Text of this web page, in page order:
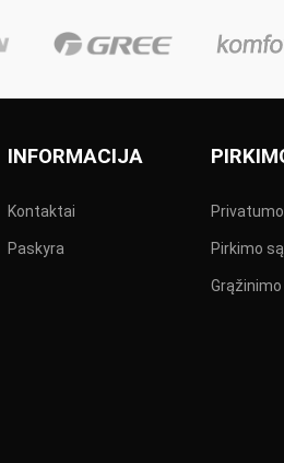
INFORMACIJA
Kontaktai
Paskyra Pirkimo